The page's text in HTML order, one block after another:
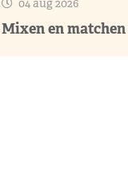
04 aug 2026
Mixen en